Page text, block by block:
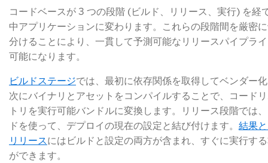
コードベースが 3 つの段階 (ビルド、リリース、実行) を経
中アプリケーションに変わります。これらの段階間を厳密
分けることにより、一貫して予測可能なリリースパイプラ
可能になります。
ビルドステージでは、最初に依存関係を取得してベンダー
次にバイナリとアセットをコンパイルすることで、コード
トリを実行可能バンドルに変換します。リリース段階では
ドを使って、デプロイの現在の設定と結び付けます。 結果
リリースにはビルドと設定の両方が含まれ、すぐに実行す
ができます。